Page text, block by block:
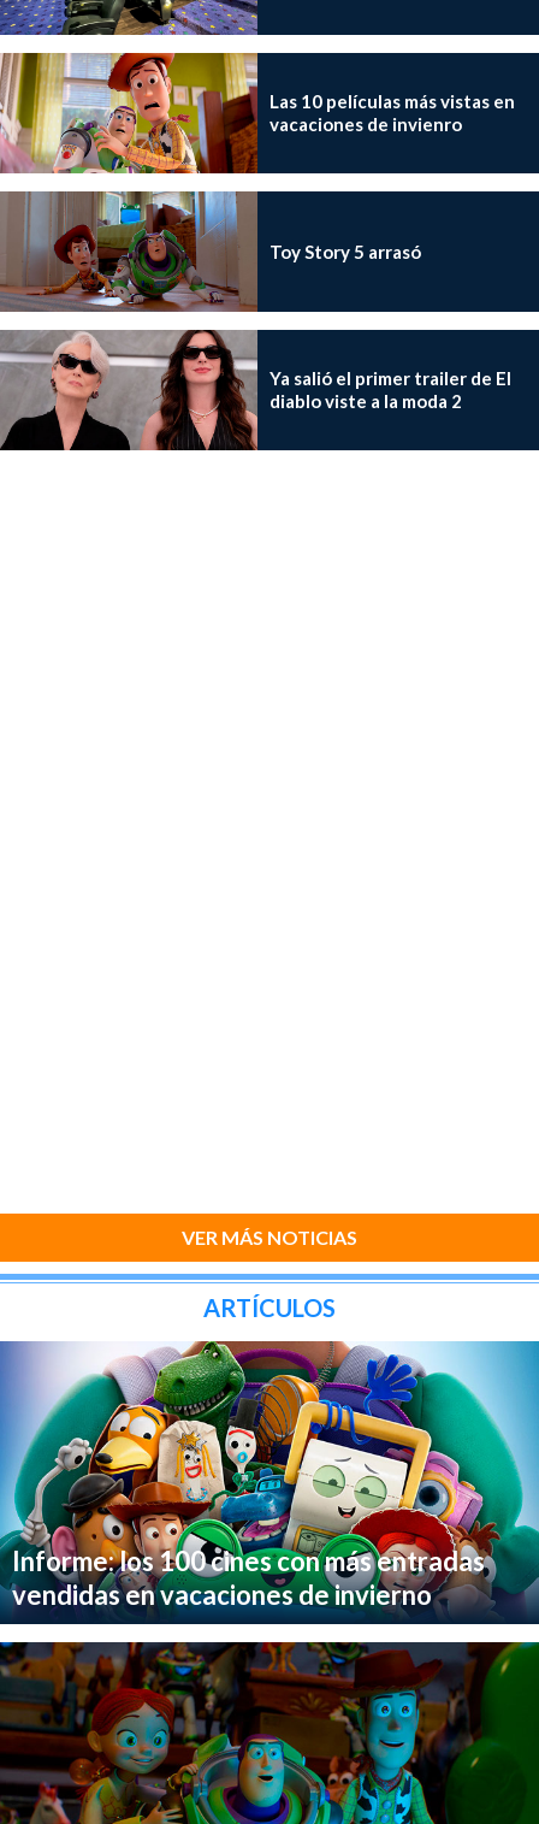
Las 10 películas más vistas en
vacaciones de invienro
Toy Story 5 arrasó
Ya salió el primer trailer de El
diablo viste a la moda 2
VER MÁS NOTICIAS
ARTÍCULOS
Informe: los 100 cines con más entradas
vendidas en vacaciones de invierno